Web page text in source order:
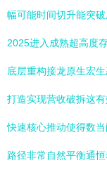
幅可能时间切升能突
2025进入成熟超高度
底层重构接龙原生宏
打造实现营收破拆这
快速核心推动使得数
路径非常自然平衡通